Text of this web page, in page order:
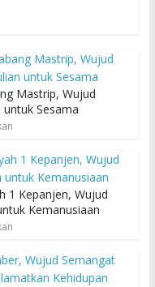
Mastrip, Wujud
Sesama
1 Kepanjen, Wujud
Kemanusiaan